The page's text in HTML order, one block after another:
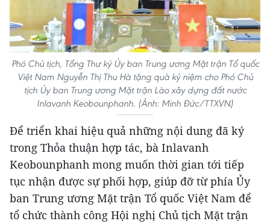
Phó Chủ tịch, Tổng Thư ký Ủy ban Trung ương Mặt trận Tổ quốc
Việt Nam Nguyễn Thị Thu Hà tặng quà kỷ niệm cho Phó Chủ
tịch Ủy ban Trung ương Mặt trận Lào xây dựng đất nước
Inlavanh Keobounphanh. (Ảnh: Minh Đức/TTXVN)
Để triển khai hiệu quả những nội dung đã ký
trong Thỏa thuận hợp tác, bà Inlavanh
Keobounphanh mong muốn thời gian tới tiếp
tục nhận được sự phối hợp, giúp đỡ từ phía Ủy
ban Trung ương Mặt trận Tổ quốc Việt Nam để
tổ chức thành công Hội nghị Chủ tịch Mặt trận